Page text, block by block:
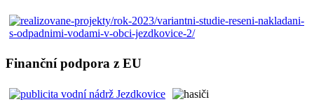
Finanční podpora z EU